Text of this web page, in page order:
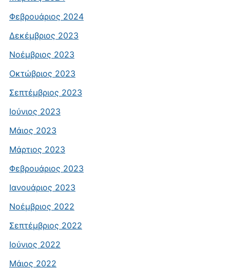
Φεβρουάριος 2024
Δεκέμβριος 2023
Νοέμβριος 2023
Οκτώβριος 2023
Σεπτέμβριος 2023
Ιούνιος 2023
Μάιος 2023
Μάρτιος 2023
Φεβρουάριος 2023
Ιανουάριος 2023
Νοέμβριος 2022
Σεπτέμβριος 2022
Ιούνιος 2022
Μάιος 2022